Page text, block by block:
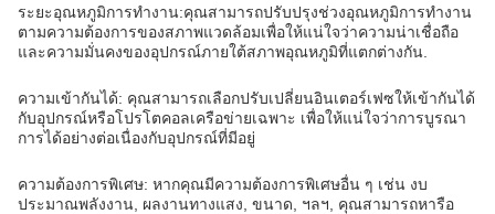
ระยะอุณหภูมิการทํางาน:คุณสามารถปรับปรุงช่วงอุณหภูมิการทํางาน
ตามความต้องการของสภาพแวดล้อมเพื่อให้แน่ใจว่าความน่าเชื่อถือ
และความมั่นคงของอุปกรณ์ภายใต้สภาพอุณหภูมิที่แตกต่างกัน.
ความเข้ากันได้: คุณสามารถเลือกปรับเปลี่ยนอินเตอร์เฟซให้เข้ากันได้
กับอุปกรณ์หรือโปรโตคอลเครือข่ายเฉพาะ เพื่อให้แน่ใจว่าการบูรณา
การได้อย่างต่อเนื่องกับอุปกรณ์ที่มีอยู่
ความต้องการพิเศษ: หากคุณมีความต้องการพิเศษอื่น ๆ เช่น งบ
ประมาณพลังงาน, ผลงานทางแสง, ขนาด, ฯลฯ, คุณสามารถหารือ